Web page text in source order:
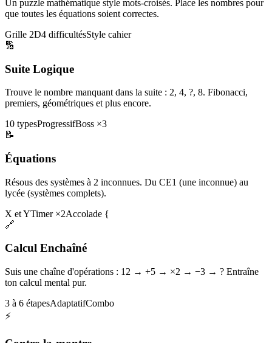
Un puzzle mathématique style mots-croisés. Place les nombres pour
que toutes les équations soient correctes.
Grille 2D4 difficultésStyle cahier
🔢
Suite Logique
Trouve le nombre manquant dans la suite : 2, 4, ?, 8. Fibonacci,
premiers, géométriques et plus encore.
10 typesProgressifBoss ×3
📝
Équations
Résous des systèmes à 2 inconnues. Du CE1 (une inconnue) au
lycée (systèmes complets).
X et YTimer ×2Accolade {
🔗
Calcul Enchaîné
Suis une chaîne d'opérations : 12 → +5 → ×2 → −3 → ? Entraîne
ton calcul mental pur.
3 à 6 étapesAdaptatifCombo
⚡